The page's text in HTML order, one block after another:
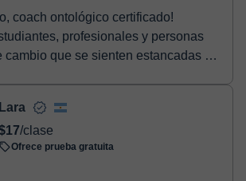
coach ontológico certificado!
profesionales y personas
cambio que se sienten estancadas o
Lara
/clase
Ofrece prueba gratuita